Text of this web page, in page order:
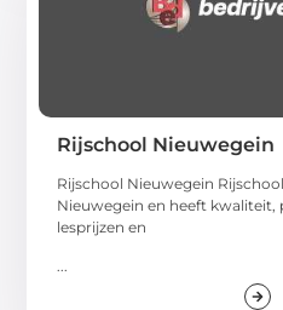
Rijschool Nieuwegein
Rijschool Nieuwegein
Nieuwegein en heeft kwaliteit,
lesprijzen en
...